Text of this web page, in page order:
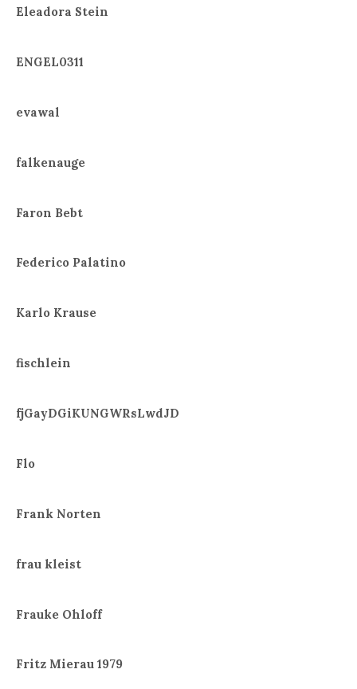
Eleadora Stein
ENGEL0311
evawal
falkenauge
Faron Bebt
Federico Palatino
Karlo Krause
fischlein
fjGayDGiKUNGWRsLwdJD
Flo
Frank Norten
frau kleist
Frauke Ohloff
Fritz Mierau 1979